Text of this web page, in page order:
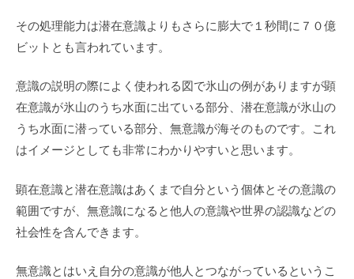
その処理能力は潜在意識よりもさらに膨大で１秒間に７０億
ビットとも言われています。
意識の説明の際によく使われる図で氷山の例がありますが顕
在意識が氷山のうち水面に出ている部分、潜在意識が氷山の
うち水面に潜っている部分、無意識が海そのものです。これ
はイメージとしても非常にわかりやすいと思います。
顕在意識と潜在意識はあくまで自分という個体とその意識の
範囲ですが、無意識になると他人の意識や世界の認識などの
社会性を含んできます。
無意識とはいえ自分の意識が他人とつながっているというこ